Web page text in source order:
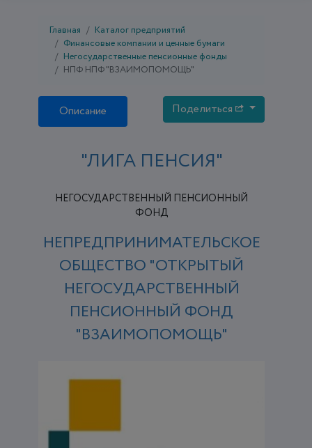
Главная
Каталог предприятий
Финансовые компании и ценные бумаги
Негосударственные пенсионные фонды
НПФ НПФ "ВЗАИМОПОМОЩЬ"
Описание Поделиться
"ЛИГА ПЕНСИЯ"
НЕГОСУДАРСТВЕННЫЙ ПЕНСИОННЫЙ
ФОНД
НЕПРЕДПРИНИМАТЕЛЬСКОЕ
ОБЩЕСТВО "ОТКРЫТЫЙ
НЕГОСУДАРСТВЕННЫЙ
ПЕНСИОННЫЙ ФОНД
"ВЗАИМОПОМОЩЬ"